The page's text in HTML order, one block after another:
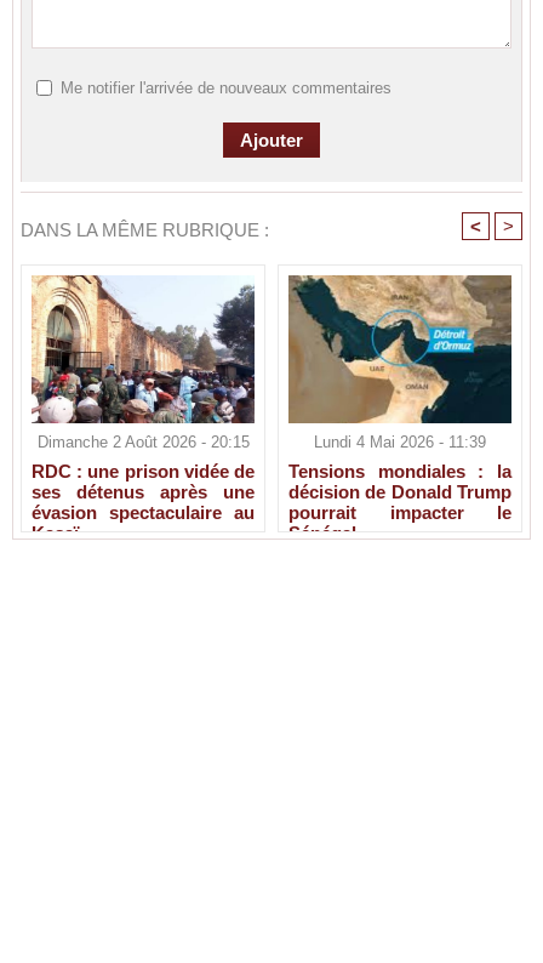
Me notifier l'arrivée de nouveaux commentaires
DANS LA MÊME RUBRIQUE : < >
Dimanche 2 Août 2026 - 20:15
RDC : une prison vidée de
ses détenus après une
évasion spectaculaire au
Kasaï
Lundi 4 Mai 2026 - 11:39
Tensions mondiales : la
décision de Donald Trump
pourrait impacter le
Sénégal